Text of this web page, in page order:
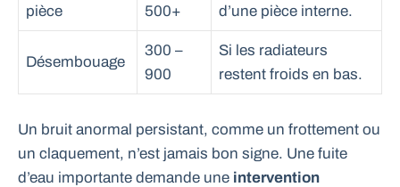
pièce
500+
d’une pièce interne.
Désembouage
300 –
900
Si les radiateurs
restent froids en bas.
Un bruit anormal persistant, comme un frottement ou
un claquement, n’est jamais bon signe. Une fuite
d’eau importante demande une intervention